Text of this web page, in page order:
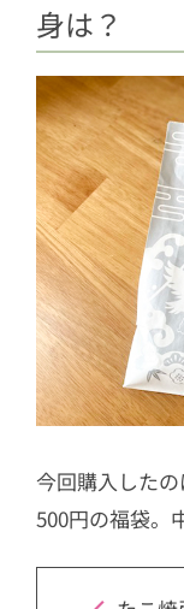
身は？
今回購入した
500円の福袋。